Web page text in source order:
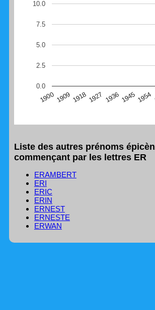
1900 1909 1918 1927 1936 1945 1954
0.0
2.5
5.0
7.5
10.0
navigateur Safari en ce moment)
Liste des autres prénoms
commençant par les lettres ER
ERAMBERT
ERI
ERIC
ERIN
ERNEST
ERNESTE
ERWAN